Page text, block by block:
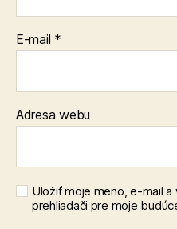
E-mail *
Adresa webu
Uložiť moje meno, e-mail
prehliadači pre moje